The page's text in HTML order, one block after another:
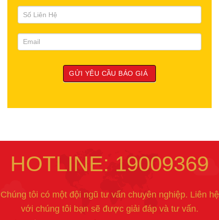
HOTLINE: 19009369
Chúng tôi có một đội ngũ tư vấn chuyên nghiệp. Liên hệ
với chúng tôi bạn sẽ được giải đáp và tư vấn.